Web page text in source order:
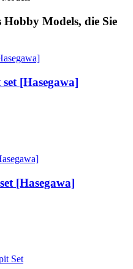
Models, die Sie
[Hasegawa]
[Hasegawa]